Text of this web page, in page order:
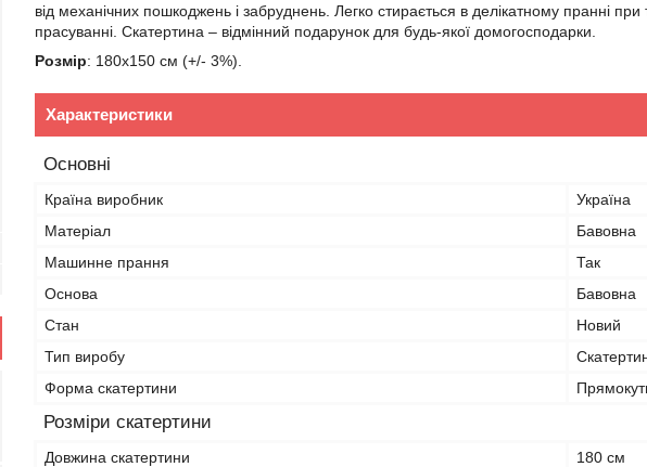
від механічних пошкоджень і забруднень. Легко стирається в делікатному пранні
прасуванні. Скатертина – відмінний подарунок для будь-якої домогосподарки.
Розмір: 180х150 см (+/- 3%).
Характеристики
Основні
Країна виробник
Україна
Матеріал
Бавовна
Машинне прання
Так
Основа
Бавовна
Стан
Новий
Тип виробу
Форма скатертини
Розміри скатертини
Довжина скатертини
180 см